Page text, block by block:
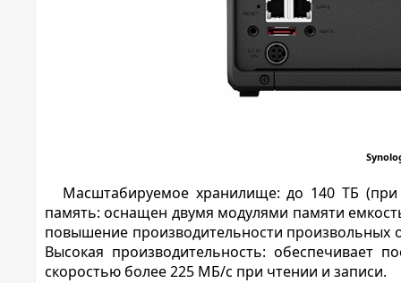
Масштабируемое хранилище: до 140 ТБ
память: оснащен двумя модулями памяти
повышение производительности произвольных
Высокая производительность: обеспечивает
скоростью более 225 МБ/с при чтении и записи.